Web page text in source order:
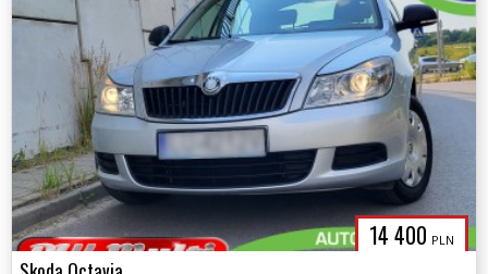
14 400 PLN